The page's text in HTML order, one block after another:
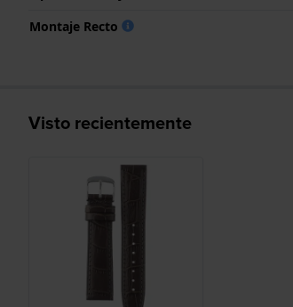
Montaje Recto
Visto recientemente